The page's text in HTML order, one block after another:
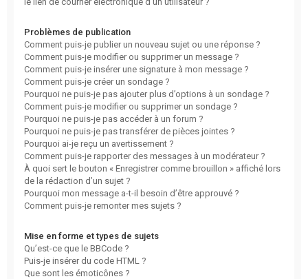
Problèmes de publication
Comment puis-je publier un nouveau sujet ou une réponse ?
Comment puis-je modifier ou supprimer un message ?
Comment puis-je insérer une signature à mon message ?
Comment puis-je créer un sondage ?
Pourquoi ne puis-je pas ajouter plus d’options à un sondage ?
Comment puis-je modifier ou supprimer un sondage ?
Pourquoi ne puis-je pas accéder à un forum ?
Pourquoi ne puis-je pas transférer de pièces jointes ?
Pourquoi ai-je reçu un avertissement ?
Comment puis-je rapporter des messages à un modérateur ?
À quoi sert le bouton « Enregistrer comme brouillon » affiché lors
de la rédaction d’un sujet ?
Pourquoi mon message a-t-il besoin d’être approuvé ?
Comment puis-je remonter mes sujets ?
Mise en forme et types de sujets
Qu’est-ce que le BBCode ?
Puis-je insérer du code HTML ?
Que sont les émoticônes ?